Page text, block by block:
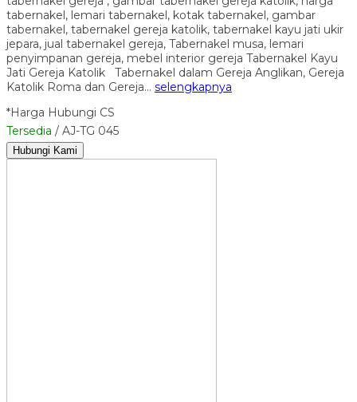
tabernakel, lemari tabernakel, kotak tabernakel, gambar
tabernakel, tabernakel gereja katolik, tabernakel kayu jati ukir
jepara, jual tabernakel gereja, Tabernakel musa, lemari
penyimpanan gereja, mebel interior gereja Tabernakel Kayu
Jati Gereja Katolik Tabernakel dalam Gereja Anglikan, Gereja
Katolik Roma dan Gereja… selengkapnya
*Harga Hubungi CS
Tersedia / AJ-TG 045
Hubungi Kami